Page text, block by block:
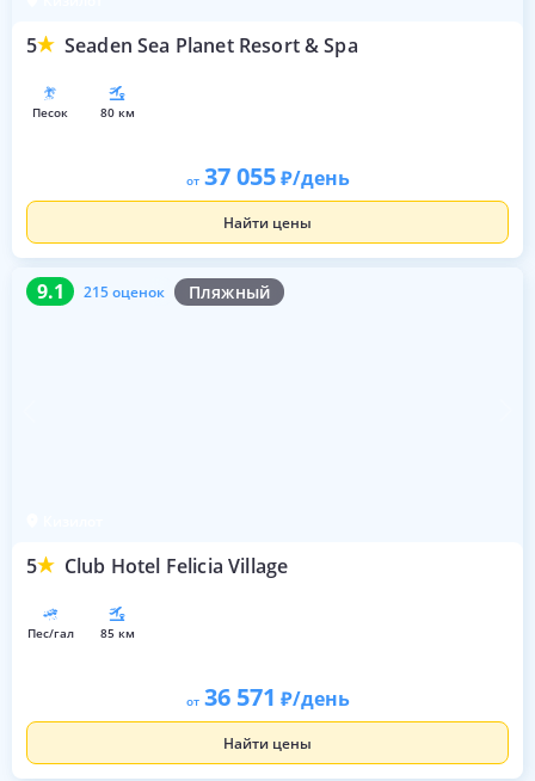
5 Seaden Sea Planet Resort & Spa
песок 80 км
от 37 055 /день
Найти цены
9.1 215 оценок Пляжный
5 Club Hotel Felicia Village
9.1 215 оценок
пес/гал 85 км
от 36 571 /день
Найти цены